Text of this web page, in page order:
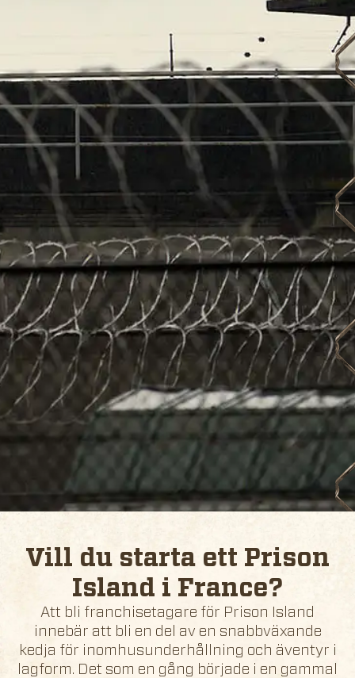
Vill du starta ett Prison
Island i France?
Att bli franchisetagare för Prison Island
innebär att bli en del av en snabbväxande
kedja för inomhusunderhållning och äventyr i
lagform. Det som en gång började i en gammal